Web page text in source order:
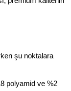
şu noktalara
polyamid ve %2